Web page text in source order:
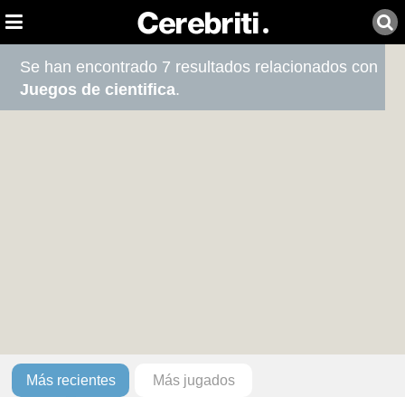
Se han encontrado 7 resultados relacionados con
Juegos de cientifica.
Más recientes Más jugados